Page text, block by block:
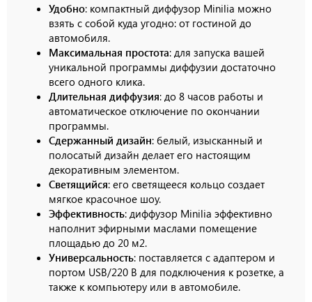
Удобно: компактный диффузор Minilia можно
взять с собой куда угодно: от гостиной до
автомобиля.
Максимальная простота: для запуска вашей
уникальной программы диффузии достаточно
всего одного клика.
Длительная диффузия: до 8 часов работы и
автоматическое отключение по окончании
программы.
Сдержанный дизайн: белый, изысканный и
полосатый дизайн делает его настоящим
декоративным элементом.
Светящийся: его светящееся кольцо создает
мягкое красочное шоу.
Эффективность: диффузор Minilia эффективно
наполнит эфирными маслами помещение
площадью до 20 м2.
Универсальность: поставляется с адаптером и
портом USB/220 В для подключения к розетке, а
также к компьютеру или в автомобиле.